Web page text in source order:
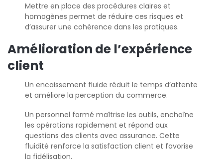
Mettre en place des procédures claires et
homogènes permet de réduire ces risques et
d’assurer une cohérence dans les pratiques.
Amélioration de l’expérience
client
Un encaissement fluide réduit le temps d’attente
et améliore la perception du commerce.
Un personnel formé maîtrise les outils, enchaîne
les opérations rapidement et répond aux
questions des clients avec assurance. Cette
fluidité renforce la satisfaction client et favorise
la fidélisation.